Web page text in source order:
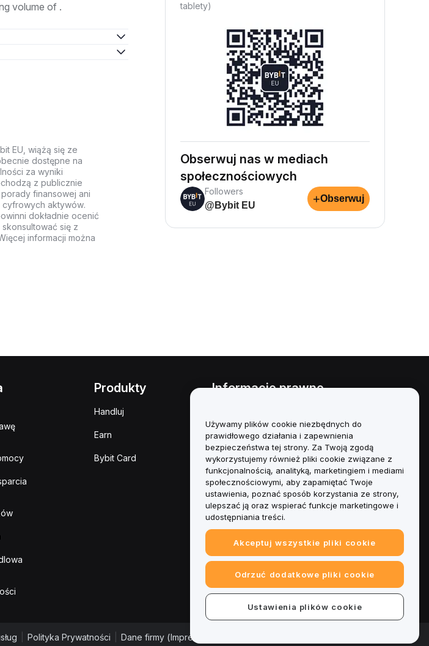
volume of .
EU, wiążą się ze
dostępne na
za wyniki
z publicznie
finansowej ani
aktywów.
dokładnie ocenić
się z
informacji można
tablety)
Obserwuj nas w mediach
społecznościowych
Followers
@Bybit EU
+Obserwuj
Produkty
Handluj
Earn
Bybit Card
Informacje prawne
interesów
Podsumowanie polityki
powiernictwa i zarządzania
Informacje ESG
Biuletyny informacyjne
kryptoaktywów
Polityka Prywatności Dane firmy (Impressum)
Używamy plików cookie niezbędnych do
prawidłowego działania i zapewnienia
bezpieczeństwa tej strony. Za Twoją zgodą
wykorzystujemy również pliki cookie związane z
funkcjonalnością, analityką, marketingiem i mediami
społecznościowymi, aby zapamiętać Twoje
ustawienia, poznać sposób korzystania ze strony,
ulepszać ją oraz wspierać funkcje marketingowe i
udostępniania treści.
Akceptuj wszystkie pliki cookie
Odrzuć dodatkowe pliki cookie
Ustawienia plików cookie